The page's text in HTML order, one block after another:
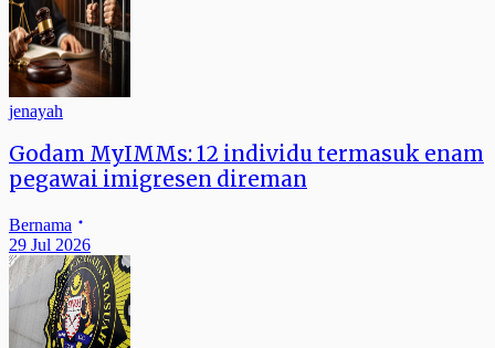
jenayah
Godam MyIMMs: 12 individu termasuk enam
pegawai imigresen direman
Bernama
29 Jul 2026